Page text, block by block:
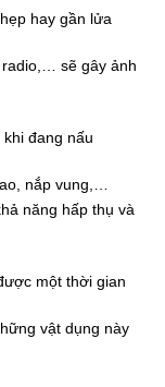
hay gần lửa
radio,… sẽ gây ảnh
đang nấu
nắp vung,…
năng hấp thụ và
một thời gian
vật dụng này